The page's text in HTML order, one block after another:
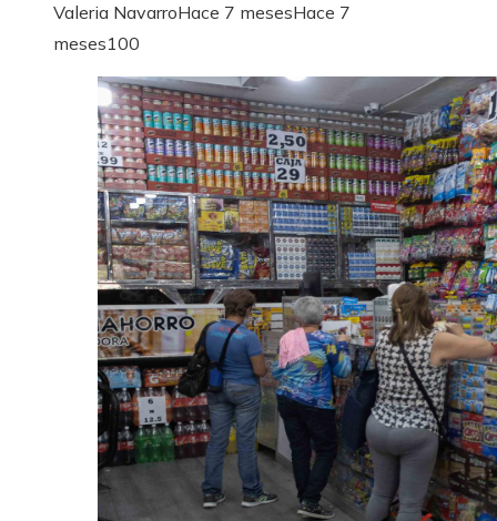
Valeria NavarroHace 7 mesesHace 7
meses100